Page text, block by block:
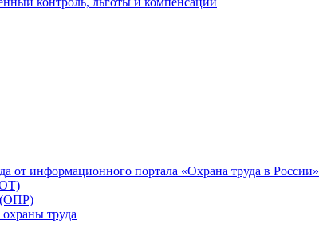
от информационного портала «Охрана труда в России»
(ОПР)
труда